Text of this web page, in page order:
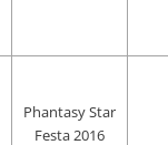
Phantasy Star
Festa 2016